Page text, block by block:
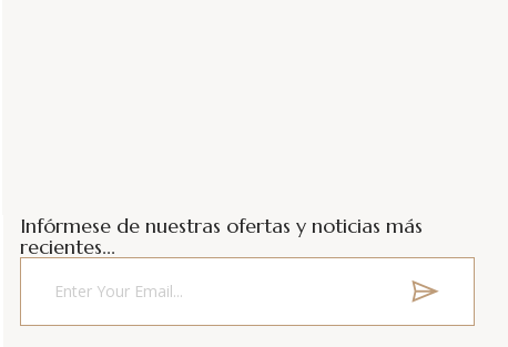
Infórmese de nuestras ofertas y noticias más
recientes...